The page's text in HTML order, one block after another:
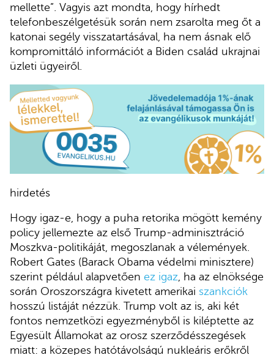
mellette”. Vagyis azt mondta, hogy hírhedt
telefonbeszélgetésük során nem zsarolta meg őt a
katonai segély visszatartásával, ha nem ásnak elő
kompromittáló információt a Biden család ukrajnai
üzleti ügyeiről.
hirdetés
Hogy igaz-e, hogy a puha retorika mögött kemény
policy jellemezte az első Trump-adminisztráció
Moszkva-politikáját, megoszlanak a vélemények.
Robert Gates (Barack Obama védelmi minisztere)
szerint például alapvetően ez igaz, ha az elnöksége
során Oroszországra kivetett amerikai szankciók
hosszú listáját nézzük. Trump volt az is, aki két
fontos nemzetközi egyezményből is kiléptette az
Egyesült Államokat az orosz szerződésszegések
miatt: a közepes hatótávolságú nukleáris erőkről